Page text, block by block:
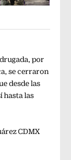
por
se cerraron
desde las
hasta las
CDMX